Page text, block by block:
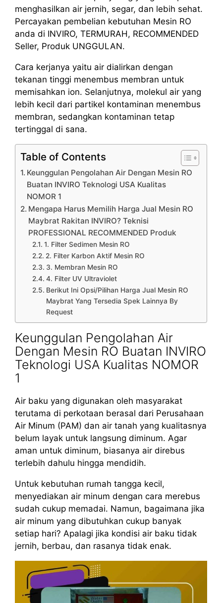
menghasilkan air jernih, segar, dan lebih sehat.
Percayakan pembelian kebutuhan Mesin RO
anda di INVIRO, TERMURAH, RECOMMENDED
Seller, Produk UNGGULAN.
Cara kerjanya yaitu air dialirkan dengan
tekanan tinggi menembus membran untuk
memisahkan ion. Selanjutnya, molekul air yang
lebih kecil dari partikel kontaminan menembus
membran, sedangkan kontaminan tetap
tertinggal di sana.
Table of Contents
Keunggulan Pengolahan Air Dengan Mesin RO
Buatan INVIRO Teknologi USA Kualitas
NOMOR 1
Mengapa Harus Memilih Harga Jual Mesin RO
Maybrat Rakitan INVIRO? Teknisi
PROFESSIONAL RECOMMENDED Produk
1. Filter Sedimen Mesin RO
2. Filter Karbon Aktif Mesin RO
3. Membran Mesin RO
4. Filter UV Ultraviolet
Berikut Ini Opsi/Pilihan Harga Jual Mesin RO
Maybrat Yang Tersedia Spek Lainnya By
Request
Keunggulan Pengolahan Air
Dengan Mesin RO Buatan INVIRO
Teknologi USA Kualitas NOMOR
1
Air baku yang digunakan oleh masyarakat
terutama di perkotaan berasal dari Perusahaan
Air Minum (PAM) dan air tanah yang kualitasnya
belum layak untuk langsung diminum. Agar
aman untuk diminum, biasanya air direbus
terlebih dahulu hingga mendidih.
Untuk kebutuhan rumah tangga kecil,
menyediakan air minum dengan cara merebus
sudah cukup memadai. Namun, bagaimana jika
air minum yang dibutuhkan cukup banyak
setiap hari? Apalagi jika kondisi air baku tidak
jernih, berbau, dan rasanya tidak enak.